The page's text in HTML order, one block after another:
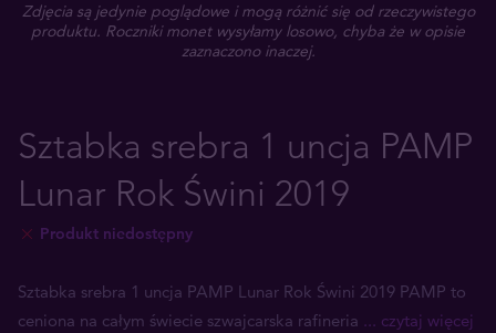
Zdjęcia są jedynie poglądowe i mogą różnić się od rzeczywistego
produktu. Roczniki monet wysyłamy losowo, chyba że w opisie
zaznaczono inaczej.
Sztabka srebra 1 uncja PAMP
Lunar Rok Świni 2019
Produkt niedostępny
Sztabka srebra 1 uncja PAMP Lunar Rok Świni 2019 PAMP to
ceniona na całym świecie szwajcarska rafineria ... czytaj więcej